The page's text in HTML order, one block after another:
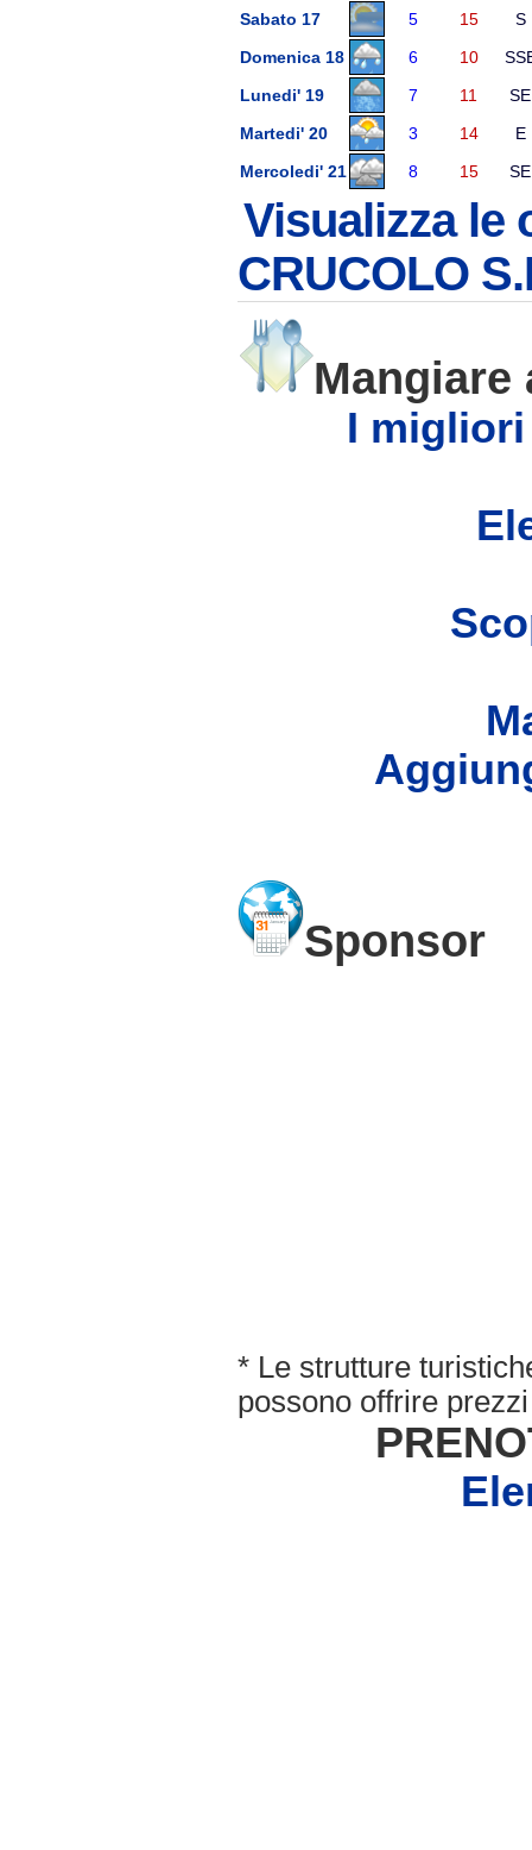
Sabato 17
5 15
S
Domenica 18
6 10
Lunedi' 19
7 11
SE
Martedi' 20
3 14
E
Mercoledi' 21
8 15 SE
Visualizza le
CRUCOLO
Mangiare
I
Sponsor
* Le strutture
possono offrire